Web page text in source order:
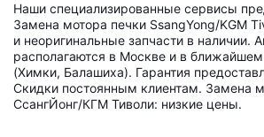
Наши специализированные сервисы
Замена мотора печки SsangYong/KGM
и неоригинальные запчасти в наличии.
располагаются в Москве и в
(Химки, Балашиха). Гарантия
Скидки постоянным клиентам. Замена
СсангЙонг/КГМ Тиволи: низкие цены.